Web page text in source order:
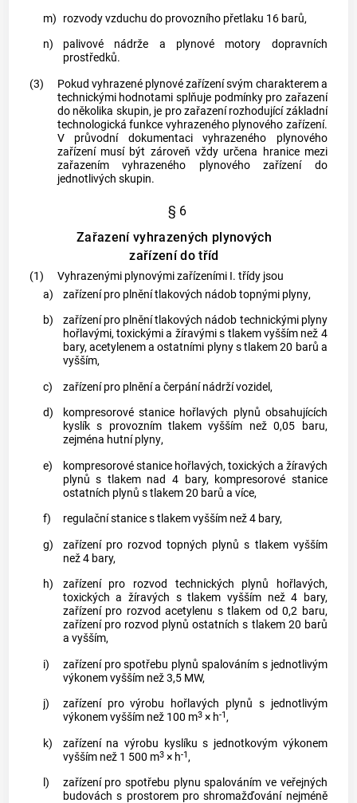
m) rozvody vzduchu do provozního přetlaku 16 barů,
n)
palivové nádrže a plynové motory dopravních
prostředků.
(3)
Pokud vyhrazené plynové zařízení svým charakterem a
technickými hodnotami splňuje podmínky pro zařazení
do několika skupin, je pro zařazení rozhodující základní
technologická funkce vyhrazeného plynového zařízení.
V průvodní dokumentacivyhrazeného plynového
zařízení musí být zároveň vždy určena hranice mezi
zařazením vyhrazeného plynového zařízení do
jednotlivých skupin.
§ 6
Zařazení vyhrazených plynových
zařízení do tříd
(1)
Vyhrazenými plynovými zařízeními I. třídy jsou
a)
zařízení pro plnění tlakových nádob topnými plyny,
b)
zařízení pro plnění tlakových nádob technickými plyny
hořlavými, toxickými a žíravými s tlakem vyšším než 4
bary, acetylenem a ostatními plynys tlakem 20 barů a
vyšším,
c)
zařízení pro plnění a čerpání nádrží vozidel,
d)
kompresorové stanice hořlavých plynů obsahujících
kyslík s provozním tlakem vyšším než 0,05 baru,
zejména hutníplyny,
e)
kompresorové stanice hořlavých, toxických a žíravých
plynů s tlakem nad 4 bary, kompresorové stanice
ostatních plynů s tlakem 20 barů a více,
f)
regulační stanice s tlakem vyšším než 4 bary,
g)
zařízení pro rozvod topných plynů s tlakem vyšším
než 4 bary,
h)
zařízení pro rozvod technických plynů hořlavých,
toxických a žíravých s tlakem vyšším než 4 bary,
zařízení pro rozvod acetylenu s tlakem od 0,2 baru,
zařízení pro rozvod plynů ostatních s tlakem 20 barů
a vyšším,
i)
zařízení pro spotřebu plynů spalováním s jednotlivým
výkonem vyšším než 3,5 MW,
j)
zařízení pro výrobu hořlavých plynů s jednotlivým
výkonem vyšším než 100 m3× h-1,
k)
zařízení na výrobu kyslíku s jednotkovým výkonem
vyšším než 1 500 m3× h-1,
l)
zařízení pro spotřebu plynu spalováním ve veřejných
budovách s prostorem pro shromažďování nejméně